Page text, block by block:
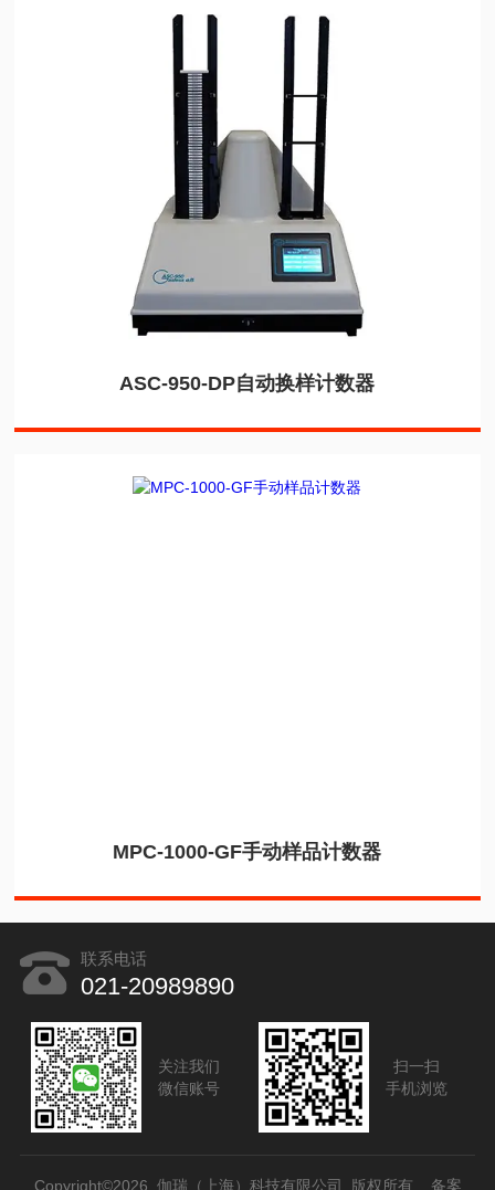
ASC-950-DP自动换样计数器
MPC-1000-GF手动样品计数器
联系电话
021-20989890
关注我们
微信账号
扫一扫
手机浏览
Copyright©2026 伽瑞（上海）科技有限公司 版权所有 备案